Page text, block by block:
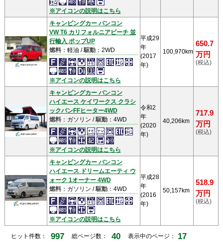
※アイコンの説明はこちら
キャンピングカー バンコン
VW T6 カリフォルニアビーチ 並
行輸入 ポップUP
燃料：軽油 /駆動：2WD
※アイコンの説明はこちら
平成29
年
(2017
年)
100,970km
650.7
万円
(税込)
キャンピングカー バンコン
ハイエース ケイワークス クラシ
ックバンFFヒーター4WD
燃料：ガソリン /駆動：4WD
※アイコンの説明はこちら
令和2
年
(2020
年)
40,206km
717.9
万円
(税込)
キャンピングカー バンコン
ハイエース ドリームエーティ ウ
ォーク 1オーナー 4WD
燃料：ガソリン /駆動：4WD
※アイコンの説明はこちら
平成28
年
(2016
年)
50,157km
518.9
万円
(税込)
ヒット件数： 997 総ページ数： 40 表示中のページ： 17